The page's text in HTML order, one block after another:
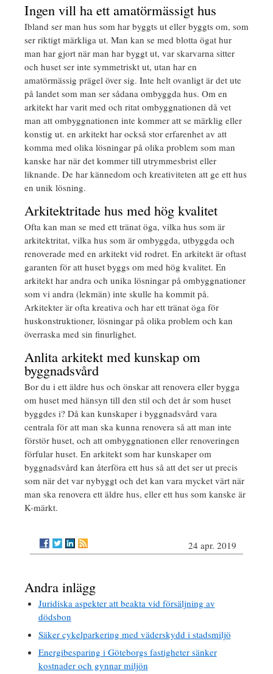
Ingen vill ha ett amatörmässigt hus
Ibland ser man hus som har byggts ut eller byggts om, som
ser riktigt märkliga ut. Man kan se med blotta ögat hur
man har gjort när man har byggt ut, var skarvarna sitter
och huset ser inte symmetriskt ut, utan har en
amatörmässig prägel över sig. Inte helt ovanligt är det ute
på landet som man ser sådana ombyggda hus. Om en
arkitekt har varit med och ritat ombyggnationen då vet
man att ombyggnationen inte kommer att se märklig eller
konstig ut. en arkitekt har också stor erfarenhet av att
komma med olika lösningar på olika problem som man
kanske har när det kommer till utrymmesbrist eller
liknande. De har kännedom och kreativiteten att ge ett hus
en unik lösning.
Arkitektritade hus med hög kvalitet
Ofta kan man se med ett tränat öga, vilka hus som är
arkitektritat, vilka hus som är ombyggda, utbyggda och
renoverade med en arkitekt vid rodret. En arkitekt är oftast
garanten för att huset byggs om med hög kvalitet. En
arkitekt har andra och unika lösningar på ombyggnationer
som vi andra (lekmän) inte skulle ha kommit på.
Arkitekter är ofta kreativa och har ett tränat öga för
huskonstruktioner, lösningar på olika problem och kan
överraska med sin finurlighet.
Anlita arkitekt med kunskap om
byggnadsvård
Bor du i ett äldre hus och önskar att renovera eller bygga
om huset med hänsyn till den stil och det år som huset
byggdes i? Då kan kunskaper i byggnadsvård vara
centrala för att man ska kunna renovera så att man inte
förstör huset, och att ombyggnationen eller renoveringen
förfular huset. En arkitekt som har kunskaper om
byggnadsvård kan återföra ett hus så att det ser ut precis
som när det var nybyggt och det kan vara mycket värt när
man ska renovera ett äldre hus, eller ett hus som kanske är
K-märkt.
24 apr. 2019
Andra inlägg
Juridiska aspekter att beakta vid försäljning av
dödsbon
Säker cykelparkering med väderskydd i stadsmiljö
Energibesparing i Göteborgs fastigheter sänker
kostnader och gynnar miljön